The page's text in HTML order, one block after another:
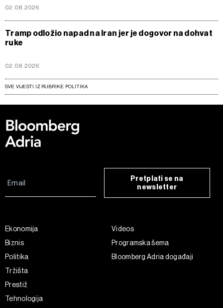
02.08.2026
Tramp odložio napad na Iran jer je dogovor na dohvat
ruke
02.08.2026
SVE VIJESTI IZ RUBRIKE POLITIKA
Pretplati se na
newsletter
Ekonomija
Biznis
Politika
Tržišta
Prestiž
Tehnologija
Videos
Programska šema
Bloomberg Adria događaji